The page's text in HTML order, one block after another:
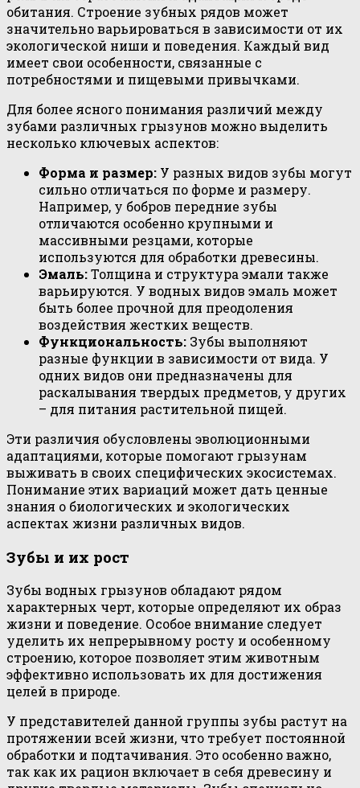
обитания. Строение зубных рядов может
значительно варьироваться в зависимости от их
экологической ниши и поведения. Каждый вид
имеет свои особенности, связанные с
потребностями и пищевыми привычками.
Для более ясного понимания различий между
зубами различных грызунов можно выделить
несколько ключевых аспектов:
Форма и размер: У разных видов зубы могут
сильно отличаться по форме и размеру.
Например, у бобров передние зубы
отличаются особенно крупными и
массивными резцами, которые
используются для обработки древесины.
Эмаль:Толщина и структура эмали также
варьируются. У водных видов эмаль может
быть более прочной для преодоления
воздействия жестких веществ.
Функциональность: Зубы выполняют
разные функции в зависимости от вида. У
одних видов они предназначены для
раскалывания твердых предметов, у других
– для питания растительной пищей.
Эти различия обусловлены эволюционными
адаптациями, которые помогают грызунам
выживать в своих специфических экосистемах.
Понимание этих вариаций может дать ценные
знания о биологических и экологических
аспектах жизни различных видов.
Зубы и их рост
Зубы водных грызунов обладают рядом
характерных черт, которые определяют их образ
жизни и поведение. Особое внимание следует
уделить их непрерывному росту и особенному
строению, которое позволяет этим животным
эффективно использовать их для достижения
целей в природе.
У представителей данной группы зубы растут на
протяжении всей жизни, что требует постоянной
обработки и подтачивания. Это особенно важно,
так как их рацион включает в себя древесину и